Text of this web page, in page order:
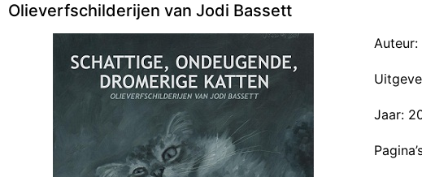
Olieverfschilderijen van Jodi Bassett
Jaar: